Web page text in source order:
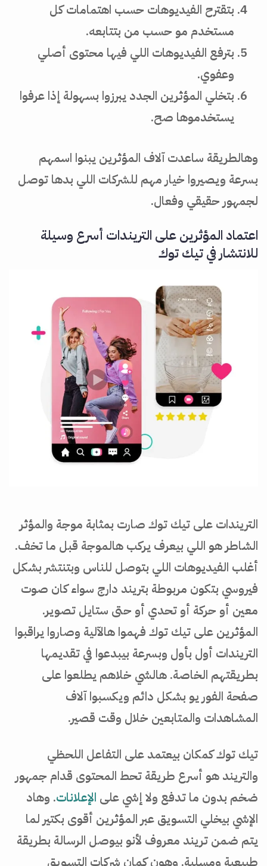
بتقترح الفيديوهات حسب اهتمامات كل
مستخدم مو حسب من بتتابعه.
بترفع الفيديوهات اللي فيها محتوى أصلي
وعفوي.
بتخلي المؤثرين الجدد يبرزوا بسهولة إذا عرفوا
يستخدموها صح.
وهالطريقة ساعدت آلاف المؤثرين يبنوا اسمهم
بسرعة ويصيروا خيار مهم للشركات اللي بدها توصل
لجمهور حقيقي وفعال.
اعتماد المؤثرين على التريندات أسرع وسيلة
للانتشار في تيك توك
التريندات على تيك توك صارت بمثابة موجة والمؤثر
الشاطر هو اللي بيعرف يركب هالموجة قبل ما تخف.
أغلب الفيديوهات اللي بتوصل للناس وبتنتشر بشكل
فيروسي بتكون مربوطة بتريند دارج سواء كان صوت
معين أو حركة أو تحدي أو حتى ستايل تصوير.
المؤثرين على تيك توك فهموا هالآلية وصاروا يراقبوا
التريندات أول بأول وبسرعة بيبدعوا في تقديمها
بطريقتهم الخاصة. هالشي خلاهم يطلعوا على
صفحة الفور يو بشكل دائم ويكسبوا آلاف
المشاهدات والمتابعين خلال وقت قصير.
تيك توك كمكان بيعتمد على التفاعل اللحظي
والتريند هو أسرع طريقة تحط المحتوى قدام جمهور
ضخم بدون ما تدفع ولا إشي على الإعلانات. وهاد
الإشي بيخلي التسويق عبر المؤثرين أقوى بكتير لما
يتم ضمن تريند معروف لأنو بيوصل الرسالة بطريقة
طبيعية ومسلية. وهون كمان شركات التسويق